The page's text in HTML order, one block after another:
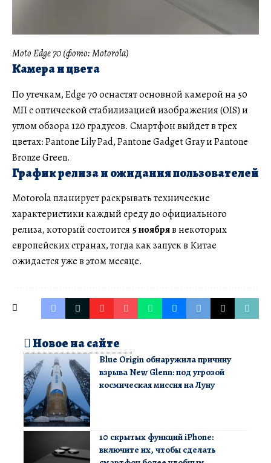
Moto Edge 70 (фото: Motorola)
Камера и цвета
По утечкам, Edge 70 оснастят основной камерой на 50
МП с оптической стабилизацией изображения (OIS) и
углом обзора 120 градусов. Смартфон выйдет в трех
цветах: Pantone Lily Pad, Pantone Gadget Gray и Pantone
Bronze Green.
График релиза и ожидания пользователей
Motorola планирует раскрывать технические
характеристики каждый среду до официального
релиза, который состоится 5 ноябряв некоторых
европейских странах, тогда как запуск в Китае
ожидается уже в этом месяце.
Новое на сайте
Blue Origin обнаружила причину
взрыва New Glenn: под угрозой
космическая миссия на Луну
10 скрытых функций iPhone:
включите их, чтобы сделать